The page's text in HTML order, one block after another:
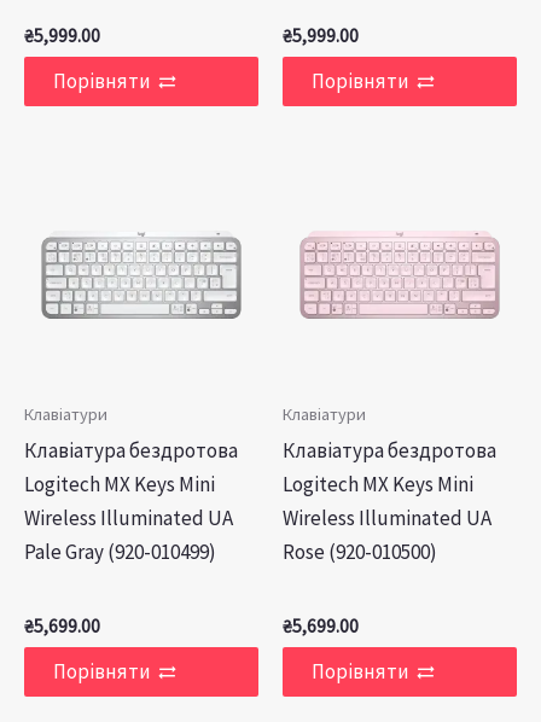
₴5,999.00
Порівняти
₴5,999.00
Порівняти
Клавіатури
Клавіатура бездротова
Logitech MX Keys Mini
Wireless Illuminated UA
Pale Gray (920-010499)
₴5,699.00
Порівняти
Клавіатури
Клавіатура бездротова
Logitech MX Keys Mini
Wireless Illuminated UA
Rose (920-010500)
₴5,699.00
Порівняти